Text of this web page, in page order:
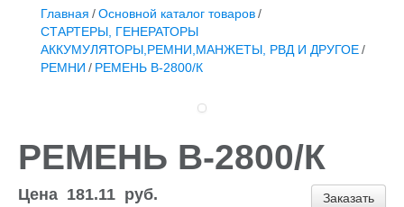
ЗАПЧАСТИ К АВТОТРАКТОРНОЙ ТЕХНИКЕ
СТАРТЕРЫ, ГЕНЕРАТОРЫ
АККУМУЛЯТОРЫ,РЕМНИ,МАНЖЕТЫ, РВД И ДРУГОЕ
ЗАПЧАСТИ К СЕЛЬХОЗОБОРУДОВАНИЮ
Главная /Основной каталог товаров/
СТАРТЕРЫ, ГЕНЕРАТОРЫ
АККУМУЛЯТОРЫ,РЕМНИ,МАНЖЕТЫ, РВД И ДРУГОЕ/
РЕМНИ / РЕМЕНЬ В-2800/К
РЕМЕНЬ В-2800/К
Заказать
Цена 181.11 руб.